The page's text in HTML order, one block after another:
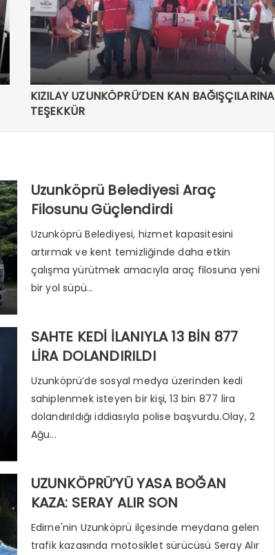
KIZILAY UZUNKÖPRÜ’DEN KAN BAĞIŞÇILARINA
TEŞEKKÜR
Uzunköprü Belediyesi Araç
Filosunu Güçlendirdi
Uzunköprü Belediyesi, hizmet kapasitesini
artırmak ve kent temizliğinde daha etkin
çalışma yürütmek amacıyla araç filosuna yeni
bir yol süpü...
SAHTE KEDİ İLANIYLA 13 BİN 877
LİRA DOLANDIRILDI
Uzunköprü’de sosyal medya üzerinden kedi
sahiplenmek isteyen bir kişi, 13 bin 877 lira
dolandırıldığı iddiasıyla polise başvurdu.Olay, 2
Ağu...
UZUNKÖPRÜ’YÜ YASA BOĞAN
KAZA: SERAY ALIR SON
YOLCULUĞUNA UĞURLANDI
Edirne'nin Uzunköprü ilçesinde meydana gelen
trafik kazasında motosiklet sürücüsü Seray Alır